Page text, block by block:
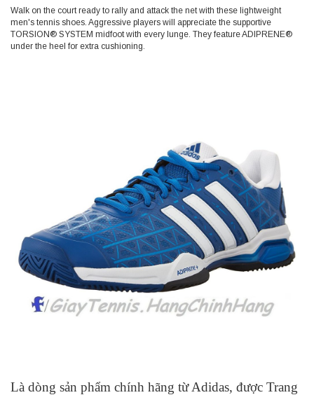
Walk on the court ready to rally and attack the net with these lightweight
men's tennis shoes. Aggressive players will appreciate the supportive
TORSION® SYSTEM midfoot with every lunge. They feature ADIPRENE®
under the heel for extra cushioning.
Là dòng sản phẩm chính hãng từ Adidas, được Trang